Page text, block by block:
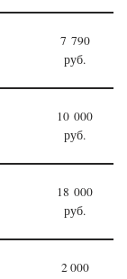
7 790
руб.
10 000
руб.
18 000
руб.
2 000